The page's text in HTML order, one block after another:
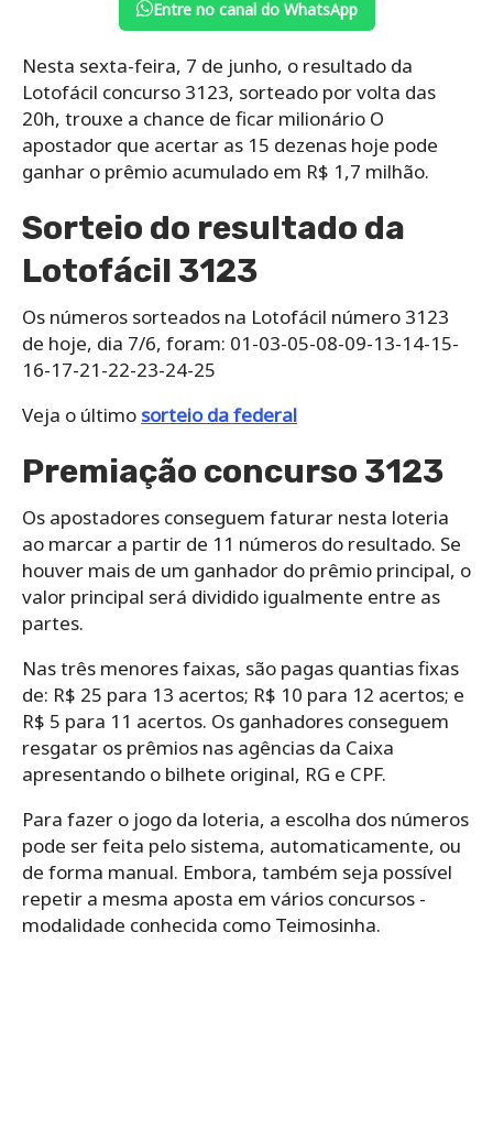
Entre no canal do WhatsApp
Nesta sexta-feira, 7 de junho, o resultado da
Lotofácil concurso 3123, sorteado por volta das
20h, trouxe a chance de ficar milionário O
apostador que acertar as 15 dezenas hoje pode
ganhar o prêmio acumulado em R$ 1,7 milhão.
Sorteio do resultado da
Lotofácil 3123
Os números sorteados na Lotofácil número 3123
de hoje, dia 7/6, foram: 01-03-05-08-09-13-14-15-
16-17-21-22-23-24-25
Veja o último sorteio da federal
Premiação concurso 3123
Os apostadores conseguem faturar nesta loteria
ao marcar a partir de 11 números do resultado. Se
houver mais de um ganhador do prêmio principal, o
valor principal será dividido igualmente entre as
partes.
Nas três menores faixas, são pagas quantias fixas
de: R$ 25 para 13 acertos; R$ 10 para 12 acertos; e
R$ 5 para 11 acertos. Os ganhadores conseguem
resgatar os prêmios nas agências da Caixa
apresentando o bilhete original, RG e CPF.
Para‌ ‌fazer‌ ‌o‌ ‌jogo da loteria,‌ ‌a‌ ‌escolha‌ ‌dos‌ ‌números‌
‌pode‌ ‌ser‌ ‌feita‌ ‌pelo‌ ‌sistema,‌ ‌automaticamente,‌ ‌ou‌
‌de‌ ‌forma‌ ‌manual.‌ Embora, ‌também‌ ‌seja‌ ‌possível‌
‌repetir‌ ‌a‌ ‌mesma‌ ‌aposta‌ ‌em‌ ‌vários‌ ‌concursos -‌
‌modalidade‌ ‌conhecida‌ ‌como‌ ‌Teimosinha.‌ ‌